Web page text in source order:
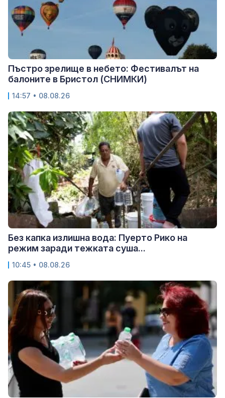
Пъстро зрелище в небето: Фестивалът на
балоните в Бристол (СНИМКИ)
14:57 • 08.08.26
Без капка излишна вода: Пуерто Рико на
режим заради тежката суша...
10:45 • 08.08.26